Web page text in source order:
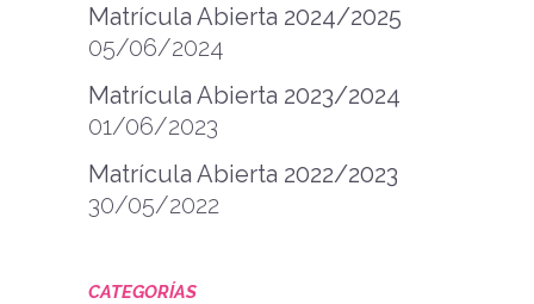
Matrícula Abierta 2024/2025
05/06/2024
Matrícula Abierta 2023/2024
01/06/2023
Matrícula Abierta 2022/2023
30/05/2022
CATEGORÍAS